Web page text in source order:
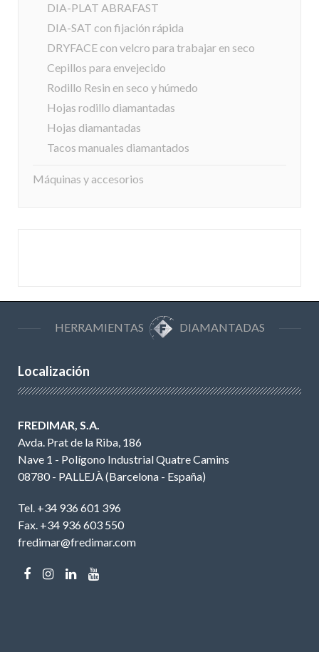
DIA-PLAT ABRAFAST
DIA-SAT con fijación rápida
DRYFACE con velcro para trabajar en seco
Cepillos para envejecido
Rodillo Resin en seco y húmedo
Hojas rodillo diamantadas
Hojas diamantadas
Tacos manuales diamantados
Máquinas y accesorios
HERRAMIENTAS DIAMANTADAS
Localización
FREDIMAR, S.A.
Avda. Prat de la Riba, 186
Nave 1 - Polígono Industrial Quatre Camins
08780 - PALLEJÀ (Barcelona - España)
Tel. +34 936 601 396
Fax. +34 936 603 550
fredimar@fredimar.com